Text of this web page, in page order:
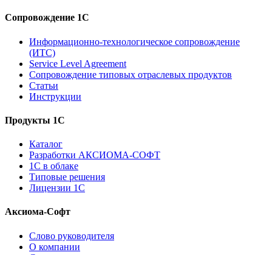
Сопровождение 1С
Информационно-технологическое сопровождение
(ИТС)
Service Level Agreement
Сопровождение типовых отраслевых продуктов
Статьи
Инструкции
Продукты 1С
Каталог
Разработки АКСИОМА-СОФТ
1С в облаке
Типовые решения
Лицензии 1С
Аксиома-Софт
Слово руководителя
О компании